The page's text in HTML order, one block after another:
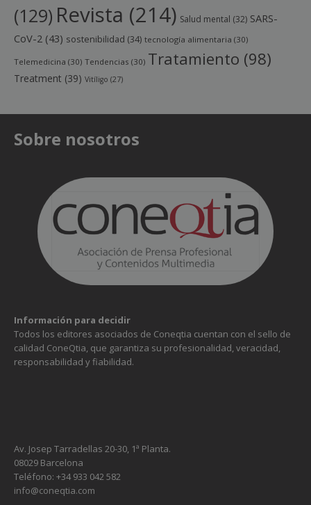
(129) Revista (214) Salud mental (32) SARS-
CoV-2 (43) sostenibilidad (34) tecnología alimentaria (30)
Telemedicina (30) Tendencias (30) Tratamiento (98)
Treatment (39) Vitíligo (27)
Sobre nosotros
Información para decidir
Todos los editores asociados de Coneqtia cuentan con el sello de
calidad ConeQtia, que garantiza su profesionalidad, veracidad,
responsabilidad y fiabilidad.
Av. Josep Tarradellas 20-30, 1ª Planta.
08029 Barcelona
Teléfono: +34 933 042 582
info@coneqtia.com